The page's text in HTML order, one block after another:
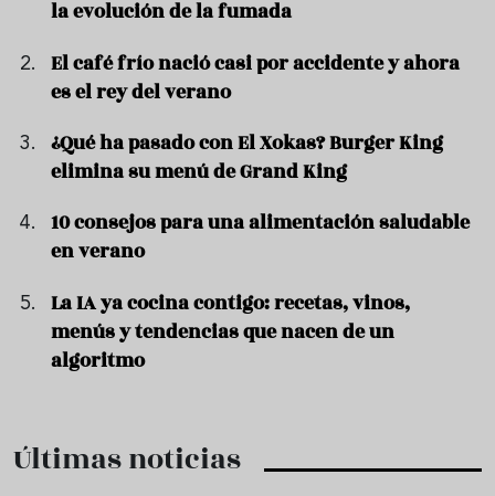
la evolución de la fumada
El café frío nació casi por accidente y ahora
es el rey del verano
¿Qué ha pasado con El Xokas? Burger King
elimina su menú de Grand King
10 consejos para una alimentación saludable
en verano
La IA ya cocina contigo: recetas, vinos,
menús y tendencias que nacen de un
algoritmo
Últimas noticias